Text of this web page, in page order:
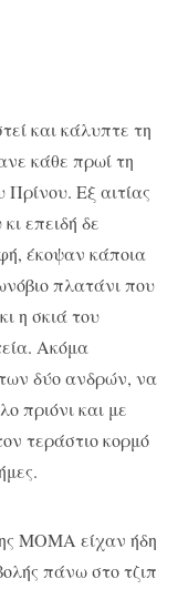
και κάλυπτε τη
κάθε πρωί τη
Εξ αιτίας
επειδή δε
έκοψαν κάποια
πλατάνι που
η σκιά του
Ακόμα
δύο ανδρών, να
πριόνι και με
τεράστιο κορμό
ΜΟΜΑ είχαν ήδη
πάνω στο τζιπ